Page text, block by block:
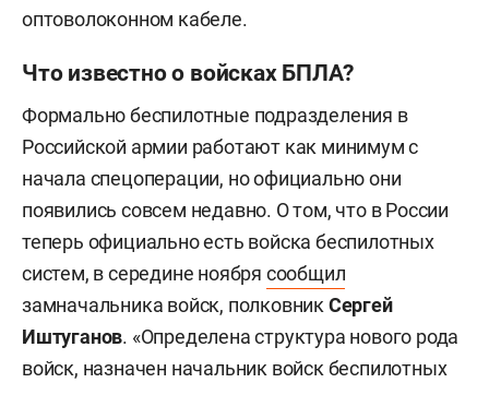
оптоволоконном кабеле.
Что известно о войсках БПЛА?
Формально беспилотные подразделения в
Российской армии работают как минимум с
начала спецоперации, но официально они
появились совсем недавно. О том, что в России
теперь официально есть войска беспилотных
систем, в середине ноября сообщил
замначальника войск, полковник Сергей
Иштуганов. «Определена структура нового рода
войск, назначен начальник войск беспилотных